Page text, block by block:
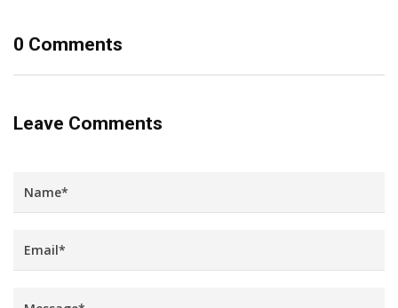
0 Comments
Leave Comments